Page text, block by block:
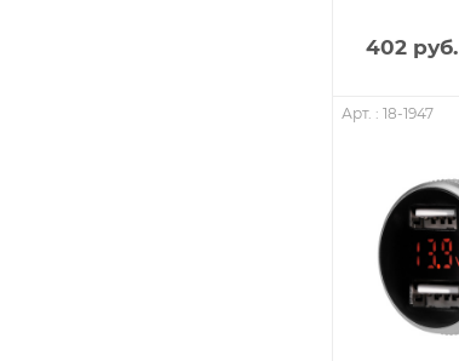
402 руб.
Арт. : 18-1947